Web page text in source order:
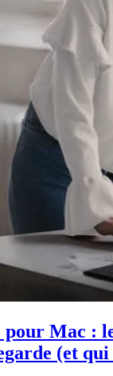
Mac :
(et